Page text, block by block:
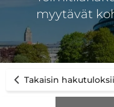
myytävät
Takaisin